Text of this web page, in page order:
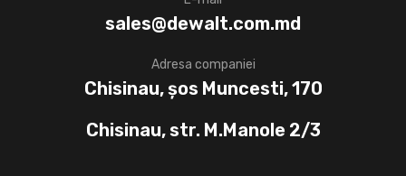
sales@dewalt.com.md
Adresa companiei
Chisinau, șos Muncesti, 170
Chisinau, str. M.Manole 2/3